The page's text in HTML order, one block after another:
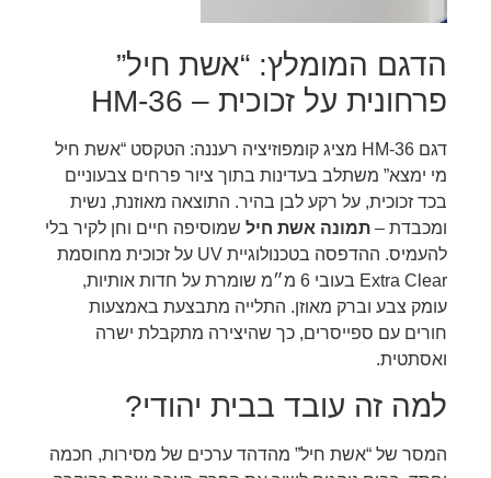
הדגם המומלץ: “אשת חיל”
פרחונית על זכוכית – HM-36
דגם HM-36 מציג קומפוזיציה רעננה: הטקסט “אשת חיל
מי ימצא” משתלב בעדינות בתוך ציור פרחים צבעוניים
בכד זכוכית, על רקע לבן בהיר. התוצאה מאוזנת, נשית
ומכבדת – תמונה אשת חיל שמוסיפה חיים וחן לקיר בלי
להעמיס. ההדפסה בטכנולוגיית UV על זכוכית מחוסמת
Extra Clear בעובי 6 מ״מ שומרת על חדות אותיות,
עומק צבע וברק מאוזן. התלייה מתבצעת באמצעות
חורים עם ספייסרים, כך שהיצירה מתקבלת ישרה
ואסתטית.
למה זה עובד בבית יהודי?
המסר של “אשת חיל” מהדהד ערכים של מסירות, חכמה